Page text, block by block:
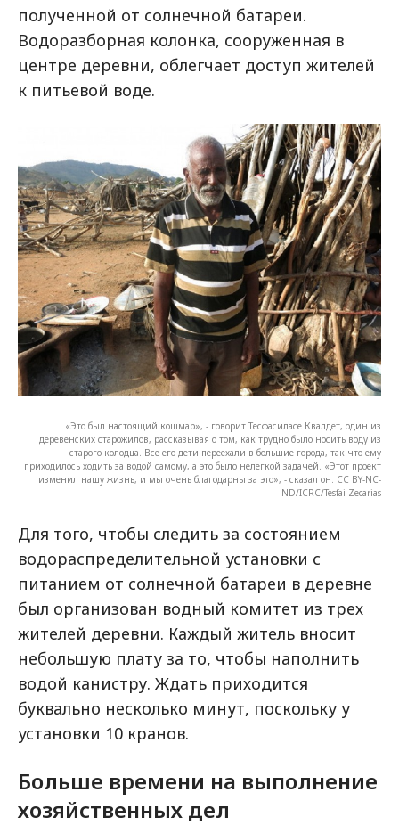
полученной от солнечной батареи.
Водоразборная колонка, сооруженная в
центре деревни, облегчает доступ жителей
к питьевой воде.
«Это был настоящий кошмар», - говорит Тесфасиласе Квалдет, один из
деревенских старожилов, рассказывая о том, как трудно было носить воду из
старого колодца. Все его дети переехали в большие города, так что ему
приходилось ходить за водой самому, а это было нелегкой задачей. «Этот проект
изменил нашу жизнь, и мы очень благодарны за это», - сказал он. CC BY-NC-
ND/ICRC/Tesfai Zecarias
Для того, чтобы следить за состоянием
водораспределительной установки с
питанием от солнечной батареи в деревне
был организован водный комитет из трех
жителей деревни. Каждый житель вносит
небольшую плату за то, чтобы наполнить
водой канистру. Ждать приходится
буквально несколько минут, поскольку у
установки 10 кранов.
Больше времени на выполнение
хозяйственных дел